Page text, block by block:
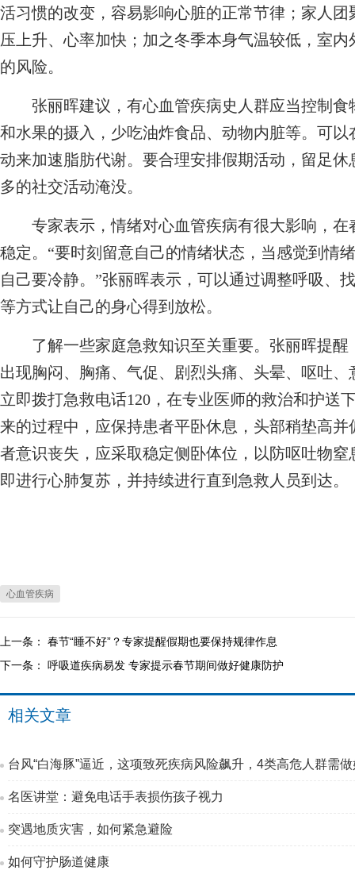
活习惯的改变，容易影响心脏的正常节律；家人
压上升、心率加快；加之冬季本身气温较低，室
的风险。
张丽晖建议，有心血管疾病史人群应当控制食
和水果的摄入，少吃油炸食品、动物内脏等。可
动来加速脂肪代谢。要合理安排假期活动，留足
多的社交活动淹没。
专家表示，情绪对心血管疾病有很大影响，在
稳定。“要时刻留意自己的情绪状态，当感觉到情
自己要冷静。”张丽晖表示，可以通过调整呼吸、
等方式让自己的身心得到放松。
了解一些家庭急救知识至关重要。张丽晖提醒
出现胸闷、胸痛、气促、剧烈头痛、头晕、呕吐
立即拨打急救电话120，在专业医师的救治和护送
来的过程中，应保持患者平卧休息，头部稍垫高
者意识丧失，应采取稳定侧卧体位，以防呕吐物
即进行心肺复苏，并持续进行直到急救人员到达。
心血管疾病
上一条： 春节“睡不好”？专家提醒假期也要保持规律作息
下一条： 呼吸道疾病易发 专家提示春节期间做好健康防护
相关文章
台风“白海豚”逼近，这项致死疾病风险飙升，4类高危人群需
名医讲堂：避免电话手表损伤孩子视力
突遇地质灾害，如何紧急避险
如何守护肠道健康